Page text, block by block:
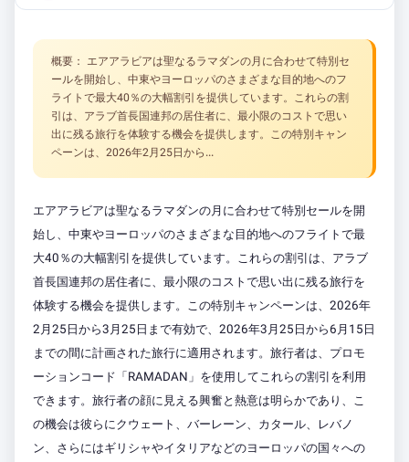
概要： エアアラビアは聖なるラマダンの月に合わせて特別セ
ールを開始し、中東やヨーロッパのさまざまな目的地へのフ
ライトで最大40％の大幅割引を提供しています。これらの割
引は、アラブ首長国連邦の居住者に、最小限のコストで思い
出に残る旅行を体験する機会を提供します。この特別キャン
ペーンは、2026年2月25日から...
エアアラビアは聖なるラマダンの月に合わせて特別セールを開
始し、中東やヨーロッパのさまざまな目的地へのフライトで最
大40％の大幅割引を提供しています。これらの割引は、アラブ
首長国連邦の居住者に、最小限のコストで思い出に残る旅行を
体験する機会を提供します。この特別キャンペーンは、2026年
2月25日から3月25日まで有効で、2026年3月25日から6月15日
までの間に計画された旅行に適用されます。旅行者は、プロモ
ーションコード「RAMADAN」を使用してこれらの割引を利用
できます。旅行者の顔に見える興奮と熱意は明らかであり、こ
の機会は彼らにクウェート、バーレーン、カタール、レバノ
ン、さらにはギリシャやイタリアなどのヨーロッパの国々への